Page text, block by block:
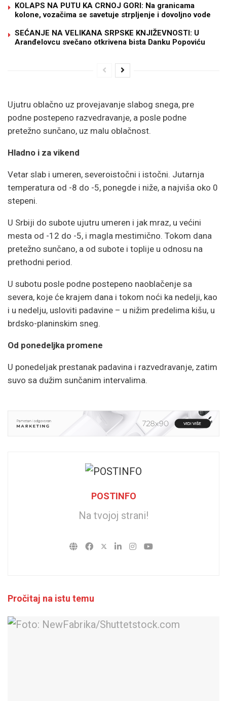
KOLAPS NA PUTU KA CRNOJ GORI: Na granicama
kolone, vozačima se savetuje strpljenje i dovoljno vode
SEĆANJE NA VELIKANA SRPSKE KNJIŽEVNOSTI: U
Aranđelovcu svečano otkrivena bista Danku Popoviću
Ujutru oblačno uz provejavanje slabog snega, pre
podne postepeno razvedravanje, a posle podne
pretežno sunčano, uz malu oblačnost.
Hladno i za vikend
Vetar slab i umeren, severoistočni i istočni. Jutarnja
temperatura od -8 do -5, ponegde i niže, a najviša oko 0
stepeni.
U Srbiji do subote ujutru umeren i jak mraz, u većini
mesta od -12 do -5, i magla mestimično. Tokom dana
pretežno sunčano, a od subote i toplije u odnosu na
prethodni period.
U subotu posle podne postepeno naoblačenje sa
severa, koje će krajem dana i tokom noći ka nedelji, kao
i u nedelju, usloviti padavine – u nižim predelima kišu, u
brdsko-planinskim sneg.
Od ponedeljka promene
U ponedeljak prestanak padavina i razvedravanje, zatim
suvo sa dužim sunčanim intervalima.
POSTINFO
Na tvojoj strani!
Pročitaj na istu temu